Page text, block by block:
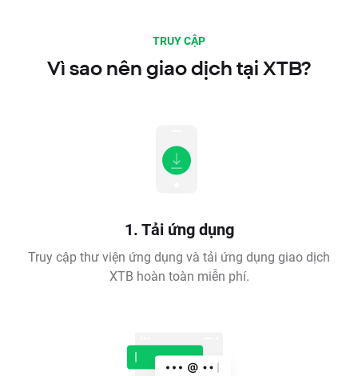
TRUY CẬP
Vì sao nên giao dịch tại XTB?
1. Tải ứng dụng
Truy cập thư viện ứng dụng và tải ứng dụng giao dịch
XTB hoàn toàn miễn phí.